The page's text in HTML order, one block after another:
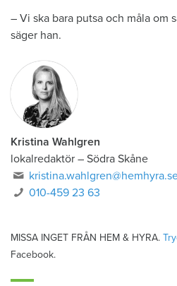
– Vi ska bara putsa och måla om
säger han.
Kristina Wahlgren
lokalredaktör – Södra Skåne
010-459 23 63
MISSA INGET FRÅN HEM & HYRA.
Facebook.